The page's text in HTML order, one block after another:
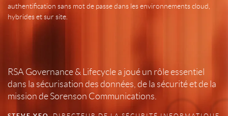
authentification sans mot de passe dans les environnements cloud,
hybrides et sur site.
RSA Governance & Lifecycle a joué un rôle essentiel
dans la sécurisation des données, de la sécurité et de la
mission de Sorenson Communications.